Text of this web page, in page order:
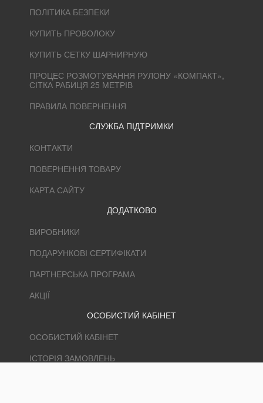
ПОЛІТИКА БЕЗПЕКИ
КУПИТЬ ПРОВОЛОКУ
КУПИТЬ СЕТКУ ШАРНИРНУЮ
ПРОЦЕС РОЗМОТУВАННЯ РУЛОНУ «КОМПАКТ»,
СІТКА РАБИЦЯ 25 МЕТРІВ
ПРАВИЛА ПОВЕРНЕННЯ
СЛУЖБА ПІДТРИМКИ
КОНТАКТИ
ПОВЕРНЕННЯ ТОВАРУ
КАРТА САЙТУ
ДОДАТКОВО
ВИРОБНИКИ
ПОДАРУНКОВІ СЕРТИФІКАТИ
ПАРТНЕРСЬКА ПРОГРАМА
АКЦІЇ
ОСОБИСТИЙ КАБІНЕТ
ОСОБИСТИЙ КАБІНЕТ
ІСТОРІЯ ЗАМОВЛЕНЬ